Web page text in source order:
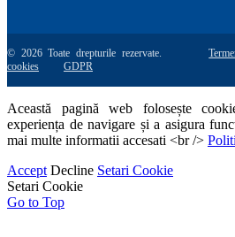
© 2026 Toate drepturile rezervate.
cookies
GDPR
Această pagină web folosește
experiența de navigare și a asigura
mai multe informatii accesati <br />
Accept Decline Setari Cookie
Setari Cookie
Go to Top